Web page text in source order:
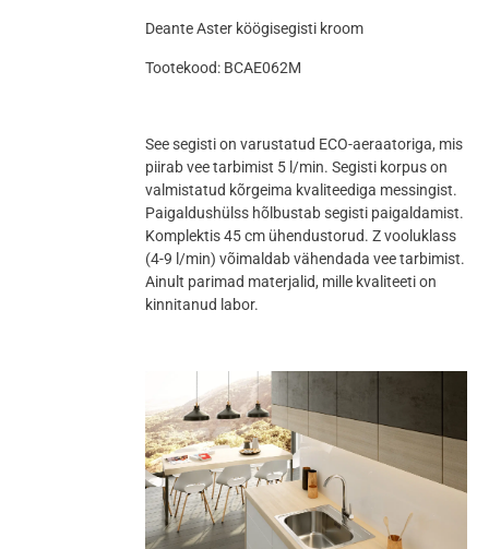
Deante Aster köögisegisti kroom
Tootekood: BCAE062M
See segisti on varustatud ECO-aeraatoriga, mis
piirab vee tarbimist 5 l/min. Segisti korpus on
valmistatud kõrgeima kvaliteediga messingist.
Paigaldushülss hõlbustab segisti paigaldamist.
Komplektis 45 cm ühendustorud. Z vooluklass
(4-9 l/min) võimaldab vähendada vee tarbimist.
Ainult parimad materjalid, mille kvaliteeti on
kinnitanud labor.